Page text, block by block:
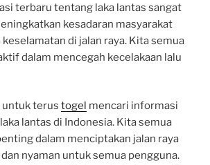
terbaru tentang laka lantas sangat
kesadaran masyarakat
di jalan raya. Kita semua
dalam mencegah kecelakaan lalu
untuk terus togel mencari informasi
lantas di Indonesia. Kita semua
dalam menciptakan jalan raya
nyaman untuk semua pengguna.